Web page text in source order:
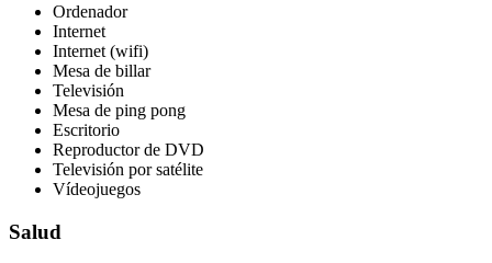
Ordenador
Internet
Internet (wifi)
Mesa de billar
Televisión
Mesa de ping pong
Escritorio
Reproductor de DVD
Televisión por satélite
Vídeojuegos
Salud